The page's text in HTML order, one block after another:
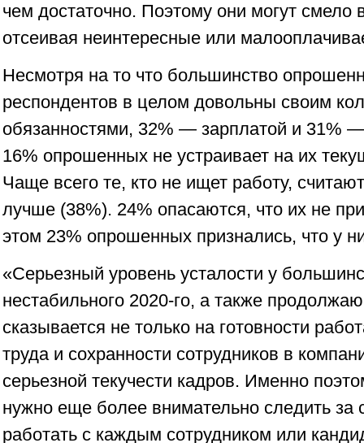
чем достаточно. Поэтому они могут смело
отсеивая неинтересные или
Несмотря на то что большинство
респондентов в целом довольны своим
обязанностями, 32% — зарплатой и 31%
16% опрошенных не устраивает на их
Чаще всего те, кто не ищет работу,
лучше (38%). 24% опасаются, что их не
этом 23% опрошенных признались, что у
«Серьезный уровень усталости у
нестабильного 2020-го, а также
сказывается не только на готовности
труда и сохранности сотрудников в
серьезной текучести кадров. Именно
нужно еще более внимательно следить за
работать с каждым сотрудником или